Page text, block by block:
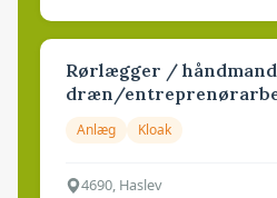
Rørlægger /
dræn/
Anlæg Kloak
4690, Haslev